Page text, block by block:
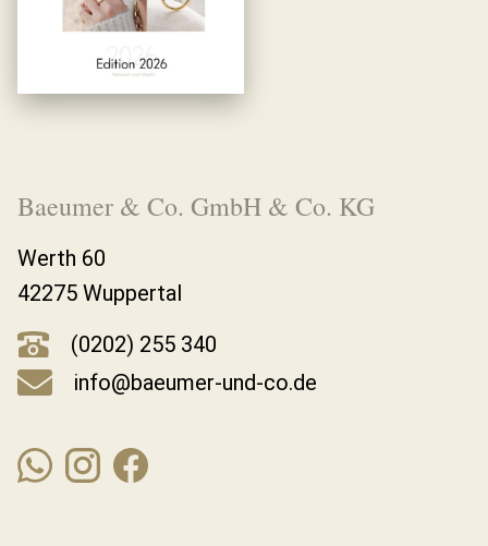
Baeumer & Co. GmbH & Co. KG
Werth 60
42275 Wuppertal
(0202) 255 340
info@baeumer-und-co.de